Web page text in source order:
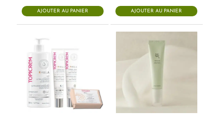
AJOUTER AU PANIER AJOUTER AU PANIER